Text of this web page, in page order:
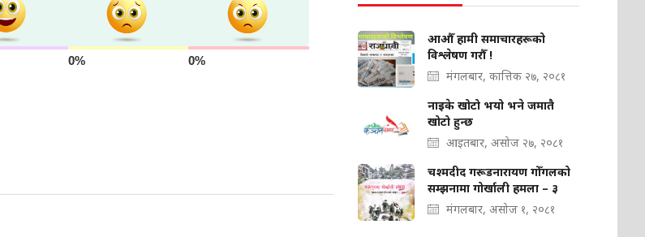
0% 0%
आऔँ हामी समाचारहरूको
विश्लेषण गरौँ !
मंगलबार, कात्तिक २७, २०८१
नाइके खोटो भयो भने जमातै
खोटो हुन्छ
आइतबार, असोज २७, २०८१
चश्मदीद गरूडनारायण गोँगलको
सम्झनामा गोर्खाली हमला – ३
मंगलबार, असोज १, २०८१